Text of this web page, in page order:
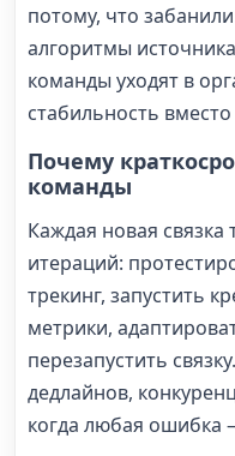
потому, что
алгоритмы
команды уходят в
стабильность
Почему
команды
Каждая новая связка
итераций:
трекинг, запустить
метрики,
перезапустить
дедлайнов,
когда любая ошибка